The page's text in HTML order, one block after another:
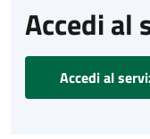
Accedi al
Accedi al